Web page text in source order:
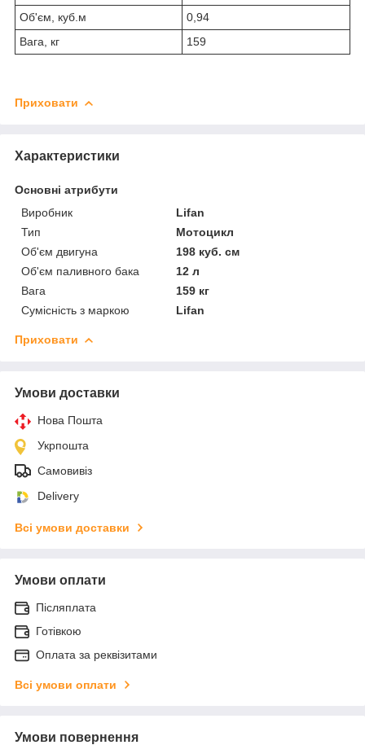
Об'єм, куб.м
0,94
Вага, кг
159
Приховати
Характеристики
Основні атрибути
Виробник
Lifan
Тип
Мотоцикл
Об'єм двигуна
198 куб. см
Об'єм паливного бака
12 л
Вага
159 кг
Сумісність з маркою
Lifan
Приховати
Умови доставки
Нова Пошта
Укрпошта
Самовивіз
Delivery
Всі умови доставки
Умови оплати
Післяплата
Готівкою
Оплата за реквізитами
Всі умови оплати
Умови повернення